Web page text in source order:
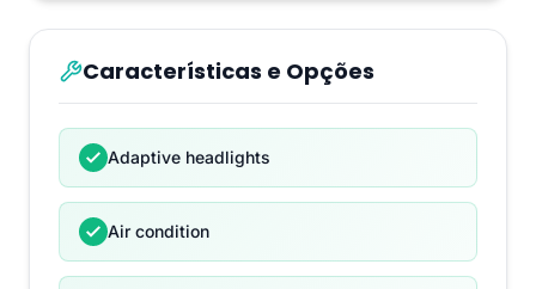
Características e Opções
Adaptive headlights
Air condition